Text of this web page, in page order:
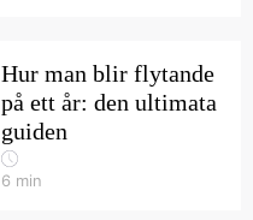
Hur man blir flytande
på ett år: den ultimata
guiden
6 min